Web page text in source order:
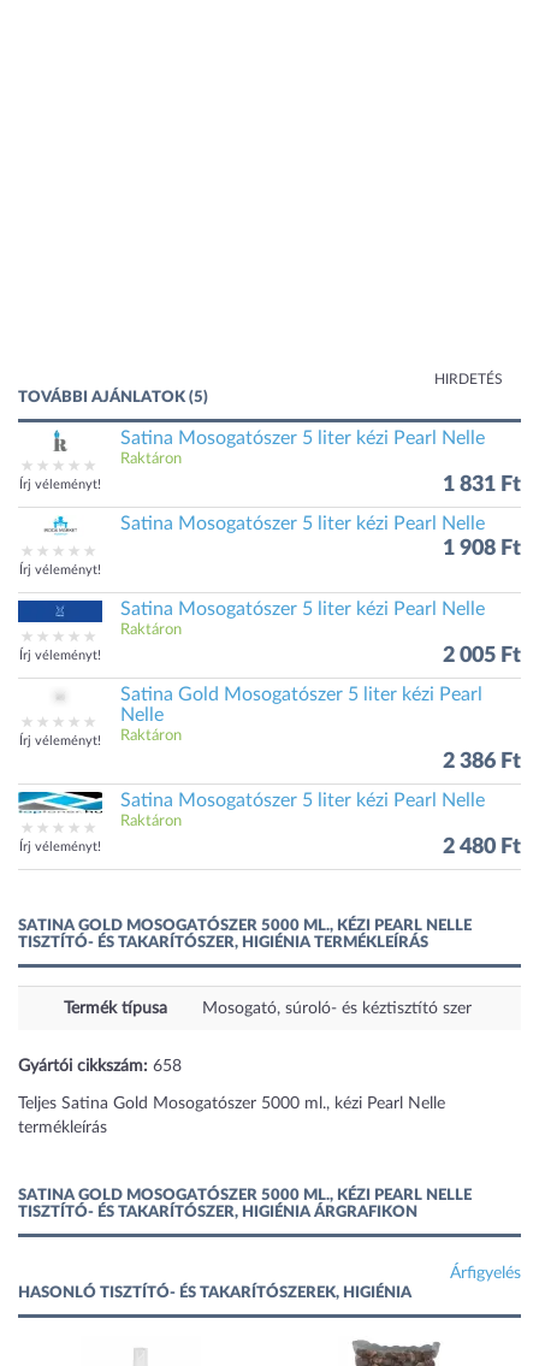
HIRDETÉS
TOVÁBBI AJÁNLATOK (5)
Írj véleményt!
Satina Mosogatószer 5 liter kézi Pearl Nelle
Raktáron
1 831 Ft
Írj véleményt!
Satina Mosogatószer 5 liter kézi Pearl Nelle
1 908 Ft
Írj véleményt!
Satina Mosogatószer 5 liter kézi Pearl Nelle
Raktáron
2 005 Ft
Írj véleményt!
Satina Gold Mosogatószer 5 liter kézi Pearl
Nelle
Raktáron
2 386 Ft
Írj véleményt!
Satina Mosogatószer 5 liter kézi Pearl Nelle
Raktáron
2 480 Ft
SATINA GOLD MOSOGATÓSZER 5000 ML., KÉZI PEARL NELLE
TISZTÍTÓ- ÉS TAKARÍTÓSZER, HIGIÉNIA TERMÉKLEÍRÁS
Termék típusa Mosogató, súroló- és kéztisztító szer
Gyártói cikkszám: 658
Teljes Satina Gold Mosogatószer 5000 ml., kézi Pearl Nelle
termékleírás
SATINA GOLD MOSOGATÓSZER 5000 ML., KÉZI PEARL NELLE
TISZTÍTÓ- ÉS TAKARÍTÓSZER, HIGIÉNIA ÁRGRAFIKON
Árfigyelés
HASONLÓ TISZTÍTÓ- ÉS TAKARÍTÓSZEREK, HIGIÉNIA